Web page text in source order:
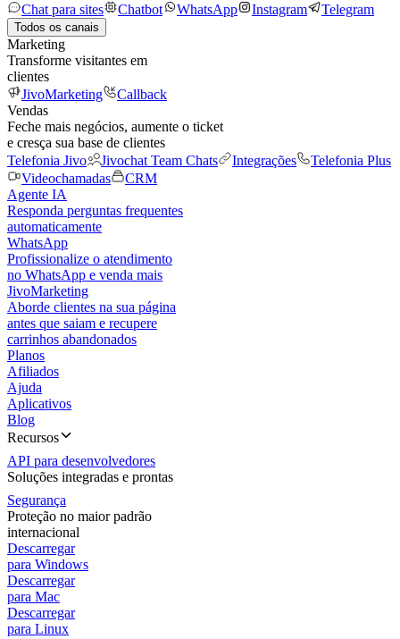
Chat para sites
Chatbot WhatsApp Instagram Telegram
Todos os canais
Marketing
Transforme visitantes em
clientes
JivoMarketing
Callback
Vendas
Feche mais negócios, aumente o ticket
e cresça sua base de clientes
Telefonia Jivo
Jivochat Team Chats Integrações
Telefonia Plus
Videochamadas
CRM
Agente IA
Responda perguntas frequentes
automaticamente
WhatsApp
Profissionalize o atendimento
no WhatsApp e venda mais
JivoMarketing
Aborde clientes na sua página
antes que saiam e recupere
carrinhos abandonados
Planos
Afiliados
Ajuda
Aplicativos
Blog
Recursos
API para desenvolvedores
Soluções integradas e prontas
Segurança
Proteção no maior padrão
internacional
Descarregar
para Windows
Descarregar
para Mac
Descarregar
para Linux